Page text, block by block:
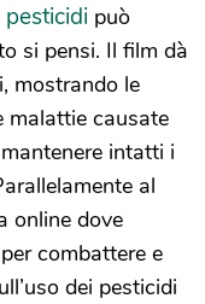
pesticidi può
si pensi. Il film dà
mostrando le
malattie causate
intatti i
al
online dove
combattere e
dei pesticidi